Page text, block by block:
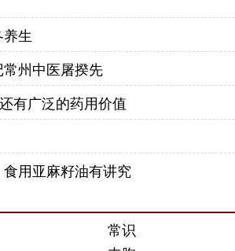
生
州中医屠揆先
有广泛的药用价值
用亚麻籽油有讲究
常识